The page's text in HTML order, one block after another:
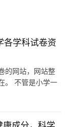
各学科试卷资
的网站，网站整
。 不管是小学一